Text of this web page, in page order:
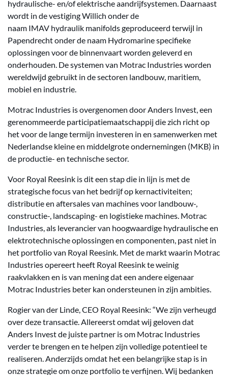
hydraulische- en/of elektrische aandrijfsystemen. Daarnaast
wordt in de vestiging Willich onder de
naam IMAV hydraulik manifolds geproduceerd terwijl in
Papendrecht onder de naam Hydromarine specifieke
oplossingen voor de binnenvaart worden geleverd en
onderhouden. De systemen van Motrac Industries worden
wereldwijd gebruikt in de sectoren landbouw, maritiem,
mobiel en industrie.
Motrac Industries is overgenomen door Anders Invest, een
gerenommeerde participatiemaatschappij die zich richt op
het voor de lange termijn investeren in en samenwerken met
Nederlandse kleine en middelgrote ondernemingen (MKB) in
de productie- en technische sector.
Voor Royal Reesink is dit een stap die in lijn is met de
strategische focus van het bedrijf op kernactiviteiten;
distributie en aftersales van machines voor landbouw-,
constructie-, landscaping- en logistieke machines. Motrac
Industries, als leverancier van hoogwaardige hydraulische en
elektrotechnische oplossingen en componenten, past niet in
het portfolio van Royal Reesink. Met de markt waarin Motrac
Industries opereert heeft Royal Reesink te weinig
raakvlakken en is van mening dat een andere eigenaar
Motrac Industries beter kan ondersteunen in zijn ambities.
Rogier van der Linde, CEO Royal Reesink: “We zijn verheugd
over deze transactie. Allereerst omdat wij geloven dat
Anders Invest de juiste partner is om Motrac Industries
verder te brengen en te helpen zijn volledige potentieel te
realiseren. Anderzijds omdat het een belangrijke stap is in
onze strategie om onze portfolio te verfijnen. Wij bedanken